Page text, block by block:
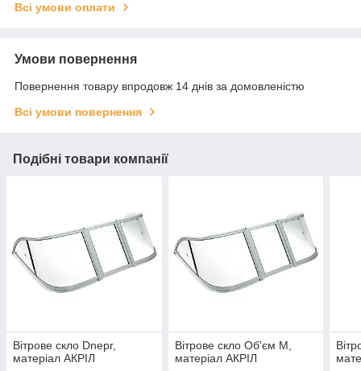
Всі умови оплати
Умови повернення
Повернення товару впродовж 14 днів за домовленістю
Всі умови повернення
Подібні товари компанії
Вітрове скло Dnepr,
матеріал АКРІЛ
Вітрове скло Об'єм M,
матеріал АКРІЛ